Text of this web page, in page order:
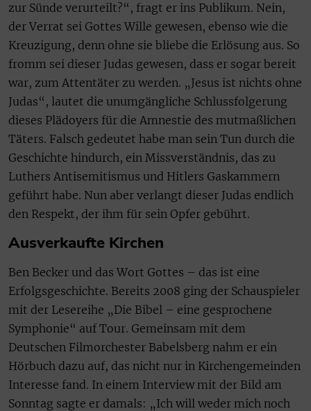
zur Sünde verurteilt?“, fragt er ins Publikum. Nein,
der Verrat sei Gottes Wille gewesen, ebenso wie die
Kreuzigung, denn ohne sie bliebe die Erlösung aus. So
fromm sei dieser Judas gewesen, dass er sogar bereit
war, zum Attentäter zu werden. „Jesus ist nichts ohne
Judas“, lautet die unumgängliche Schlussfolgerung
dieses Plädoyers für die Amnestie des mutmaßlichen
Täters. Falsch gedeutet habe man sein Tun durch die
Geschichte hindurch, ein Missverständnis, das zu
Luthers Antisemitismus und Hitlers Gaskammern
geführt habe. Nun aber verlangt dieser Judas endlich
den Respekt, der ihm für sein Opfer gebührt.
Ausverkaufte Kirchen
Ben Becker und das Wort Gottes – das ist eine
Erfolgsgeschichte. Bereits 2008 ging der Schauspieler
mit der Lesereihe „Die Bibel – eine gesprochene
Symphonie“ auf Tour. Gemeinsam mit dem
Deutschen Filmorchester Babelsberg nahm er ein
Hörbuch dazu auf, das nicht nur in Kirchengemeinden
Interesse fand. In einem Interview mit der Bild am
Sonntag sagte er damals: „Ich will weder mich noch